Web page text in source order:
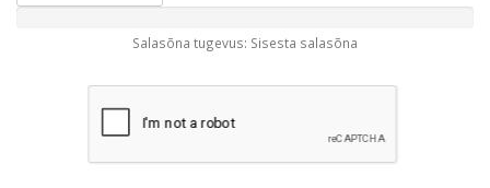
Salasõna tugevus: Sisesta salasõna